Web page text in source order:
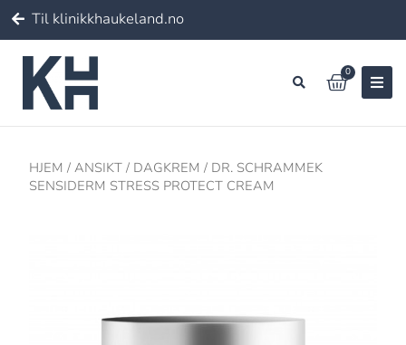
Til klinikkhaukeland.no
0
HJEM /ANSIKT / DAGKREM / DR. SCHRAMMEK
SENSIDERM STRESS PROTECT CREAM